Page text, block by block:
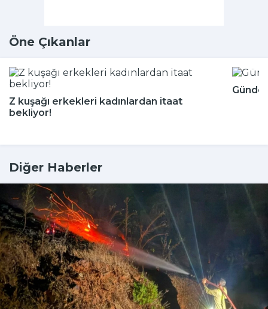
Öne Çıkanlar
Z kuşağı erkekleri kadınlardan itaat
bekliyor!
Günde
Diğer Haberler